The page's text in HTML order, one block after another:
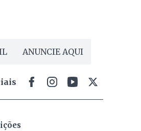
ANUNCIE AQUI